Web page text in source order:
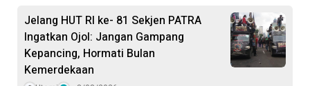
Jelang HUT RI ke- 81 Sekjen PATRA
Ingatkan Ojol: Jangan Gampang
Kepancing, Hormati Bulan
Kemerdekaan